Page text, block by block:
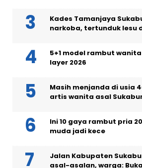
Kades Tamanjaya
narkoba, tertunduk lesu
5+1 model rambut
layer 2026
Masih menjanda di usia
artis wanita asal
Ini 10 gaya rambut pria
muda jadi kece
Jalan Kabupaten
asal-asalan, warga: